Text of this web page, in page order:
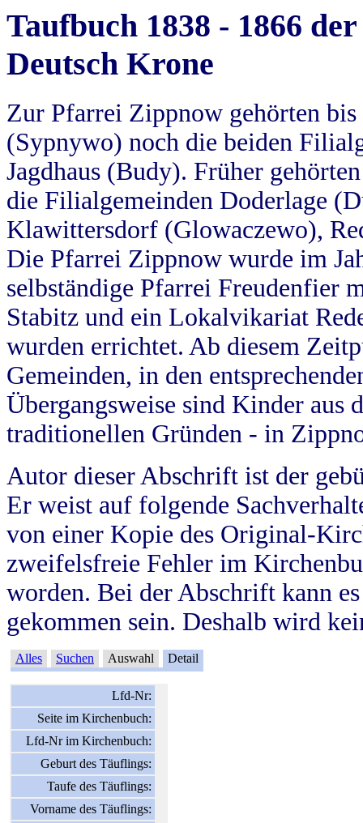
Taufbuch 1838 - 1866
Deutsch Krone
Zur Pfarrei Zippnow gehörten
(Sypnywo) noch die beiden
Jagdhaus (Budy). Früher
die Filialgemeinden Doderlage
Klawittersdorf (Glowaczewo),
Die Pfarrei Zippnow wurde im
selbständige Pfarrei Freudenfier
Stabitz und ein Lokalvikariat
wurden errichtet. Ab diesem
Gemeinden, in den
Übergangsweise sind Kinder aus
traditionellen Gründen - in
Autor dieser Abschrift ist der
Er weist auf folgende
von einer Kopie des Original-
zweifelsfreie Fehler im
worden. Bei der Abschrift kann
gekommen sein. Deshalb wird
Alles Suchen Auswahl Detail
Lfd-Nr:
Seite im Kirchenbuch:
Lfd-Nr im Kirchenbuch:
Geburt des Täuflings:
Taufe des Täuflings:
Vorname des Täuflings: